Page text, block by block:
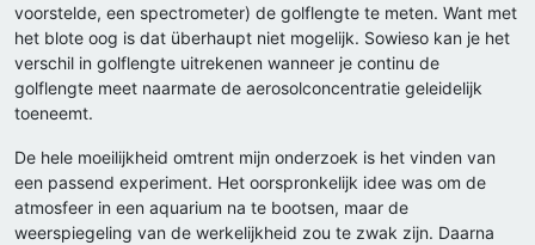
voorstelde, een spectrometer) de golflengte te meten. Want met
het blote oog is dat überhaupt niet mogelijk. Sowieso kan je het
verschil in golflengte uitrekenen wanneer je continu de
golflengte meet naarmate de aerosolconcentratie geleidelijk
toeneemt.
De hele moeilijkheid omtrent mijn onderzoek is het vinden van
een passend experiment. Het oorspronkelijk idee was om de
atmosfeer in een aquarium na te bootsen, maar de
weerspiegeling van de werkelijkheid zou te zwak zijn. Daarna